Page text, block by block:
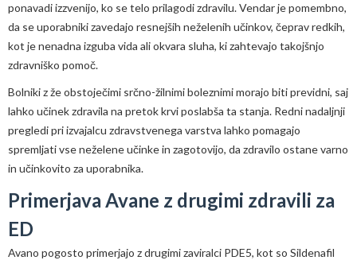
ponavadi izzvenijo, ko se telo prilagodi zdravilu. Vendar je pomembno,
da se uporabniki zavedajo resnejših neželenih učinkov, čeprav redkih,
kot je nenadna izguba vida ali okvara sluha, ki zahtevajo takojšnjo
zdravniško pomoč.
Bolniki z že obstoječimi srčno-žilnimi boleznimi morajo biti previdni, saj
lahko učinek zdravila na pretok krvi poslabša ta stanja. Redni nadaljnji
pregledi pri izvajalcu zdravstvenega varstva lahko pomagajo
spremljati vse neželene učinke in zagotovijo, da zdravilo ostane varno
in učinkovito za uporabnika.
Primerjava Avane z drugimi zdravili za
ED
Avano pogosto primerjajo z drugimi zaviralci PDE5, kot so Sildenafil